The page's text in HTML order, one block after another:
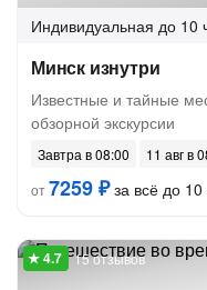
Индивидуальная до 10
Минск изнутри
Известные и тайные
обзорной экскурсии
Завтра в 08:00
11 авг в
от7259 ₽за всё до 10
15 отзывов